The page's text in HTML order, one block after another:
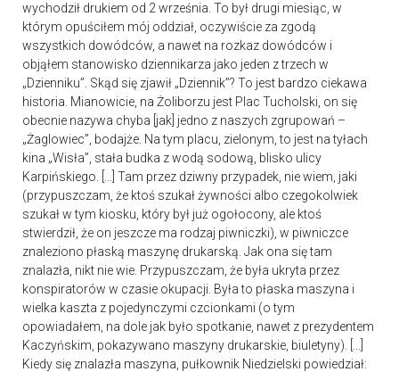
wychodził drukiem od 2 września. To był drugi miesiąc, w
którym opuściłem mój oddział, oczywiście za zgodą
wszystkich dowódców, a nawet na rozkaz dowódców i
objąłem stanowisko dziennikarza jako jeden z trzech w
„Dzienniku”. Skąd się zjawił „Dziennik”? To jest bardzo ciekawa
historia. Mianowicie, na Żoliborzu jest Plac Tucholski, on się
obecnie nazywa chyba [jak] jedno z naszych zgrupowań –
„Żaglowiec”, bodajże. Na tym placu, zielonym, to jest na tyłach
kina „Wisła”, stała budka z wodą sodową, blisko ulicy
Karpińskiego. [...] Tam przez dziwny przypadek, nie wiem, jaki
(przypuszczam, że ktoś szukał żywności albo czegokolwiek
szukał w tym kiosku, który był już ogołocony, ale ktoś
stwierdził, że on jeszcze ma rodzaj piwniczki), w piwniczce
znaleziono płaską maszynę drukarską. Jak ona się tam
znalazła, nikt nie wie. Przypuszczam, że była ukryta przez
konspiratorów w czasie okupacji. Była to płaska maszyna i
wielka kaszta z pojedynczymi czcionkami (o tym
opowiadałem, na dole jak było spotkanie, nawet z prezydentem
Kaczyńskim, pokazywano maszyny drukarskie, biuletyny). […]
Kiedy się znalazła maszyna, pułkownik Niedzielski powiedział: